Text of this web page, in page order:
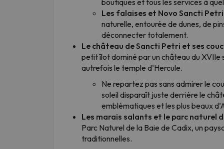
boutiques et tous les services à
Les falaises et Novo Sancti Petri
naturelle, entourée de dunes, de
déconnecter totalement.
Le château de Sancti Petri et ses
petit îlot dominé par un château du XVIIe
autrefois le temple d’Hercule.
Ne repartez pas sans admirer le
soleil disparaît juste derrière le
emblématiques et les plus beaux
Les marais salants et le parc naturel
Parc Naturel de la Baie de Cadix, un
traditionnelles.